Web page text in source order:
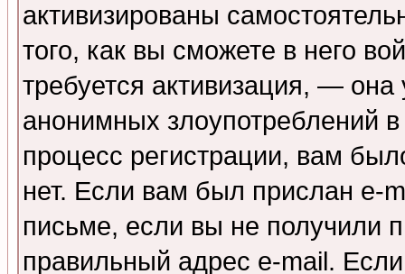
активизированы
того, как вы сможете в него
требуется активизация, —
анонимных злоупотреблений
процесс регистрации, вам
нет. Если вам был прислан e-
письме, если вы не получили
правильный адрес e-mail.